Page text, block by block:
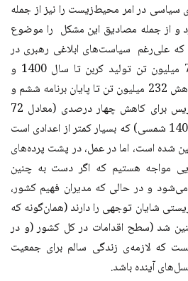
در امر محیط‌زیست را نیز از جمله
و از جمله مصادیق این مشکل را موضوع
علی‌رغم سیاست‌های ابلاغی رهبری در
سال 1389 برای کاهش 732 میلیون تن تولید کربن تا سال 1400 و
تکلیف برنامه ششم مبنی بر کاهش 232 میلیون تن تا پایان برنامه ششم و
تعهد ایران در کنوانسیون پاریس برای کاهش چهار درصدی (معادل 72
میلیون تن) تا سال 2030 (1409 شمسی) که بسیار کمتر از اعدادی است
شده است، اما در عمل، در پشت پرده‌های
مواجه هستیم که اگر دست به چنین
می‌شود و در حالی که مدیران فهیم کشور،
شایان توجهی را دارند (همان‌گونه که
شد (سطح اقدامات در کل کشور (و در
که لازمه‌ی زندگی سالم برای جمعیت
آینده باشد.